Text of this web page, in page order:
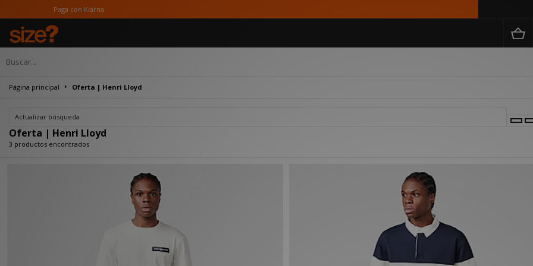
Paga con Klarna
Página principal Oferta | Henri Lloyd
Actualizar búsqueda
Oferta | Henri Lloyd
3 productos encontrados